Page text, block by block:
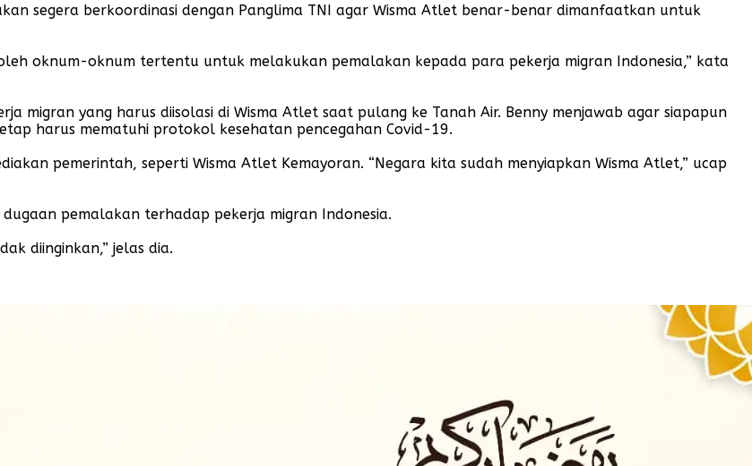
segera berkoordinasi dengan Panglima TNI agar Wisma Atlet benar-benar dimanfaatkan untuk
oknum-oknum tertentu untuk melakukan pemalakan kepada para pekerja migran Indonesia,” kata
migran yang harus diisolasi di Wisma Atlet saat pulang ke Tanah Air. Benny menjawab agar siapapun
harus mematuhi protokol kesehatan pencegahan Covid-19.
pemerintah, seperti Wisma Atlet Kemayoran. “Negara kita sudah menyiapkan Wisma Atlet,” ucap
pemalakan terhadap pekerja migran Indonesia.
diinginkan,” jelas dia.